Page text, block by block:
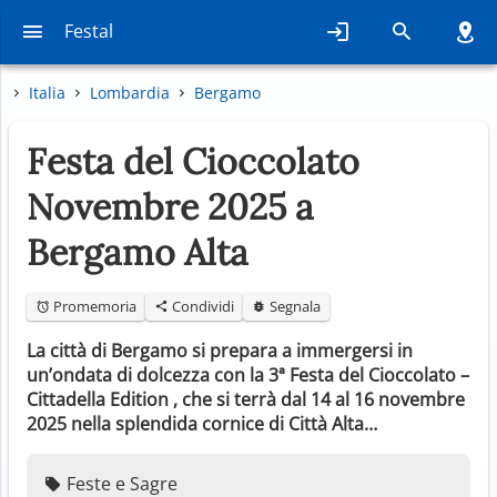
Festal
Italia Lombardia Bergamo
Festa del Cioccolato
Novembre 2025 a
Bergamo Alta
Promemoria Condividi Segnala
La città di Bergamo si prepara a immergersi in
un’ondata di dolcezza con la 3ª Festa del Cioccolato –
Cittadella Edition , che si terrà dal 14 al 16 novembre
2025 nella splendida cornice di Città Alta…
Feste e Sagre